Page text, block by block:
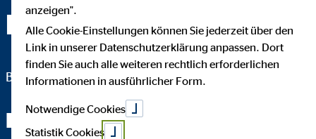
Dresden
Bezirksleiter für die OVB Vermögensberatung AG
Fachchinesisch werden Sie
anzeigen".
Alle Cookie-Einstellungen können Sie jederzeit über den
Link in unserer Datenschutzerklärung anpassen. Dort
finden Sie auch alle weiteren rechtlich erforderlichen
Informationen in ausführlicher Form.
Notwendige Cookies
Statistik Cookies